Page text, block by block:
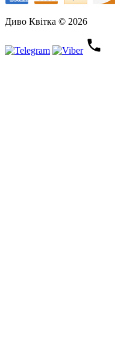
Диво Квітка © 2026